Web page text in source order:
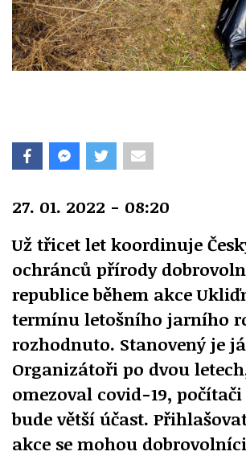
27. 01. 2022 - 08:20
Už třicet let koordinuje
ochránců přírody
republice během akce
termínu letošního jarního
rozhodnuto. Stanovený je
Organizátoři po dvou
omezoval covid-19,
bude větší účast.
akce se mohou